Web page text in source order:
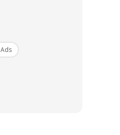
Ads